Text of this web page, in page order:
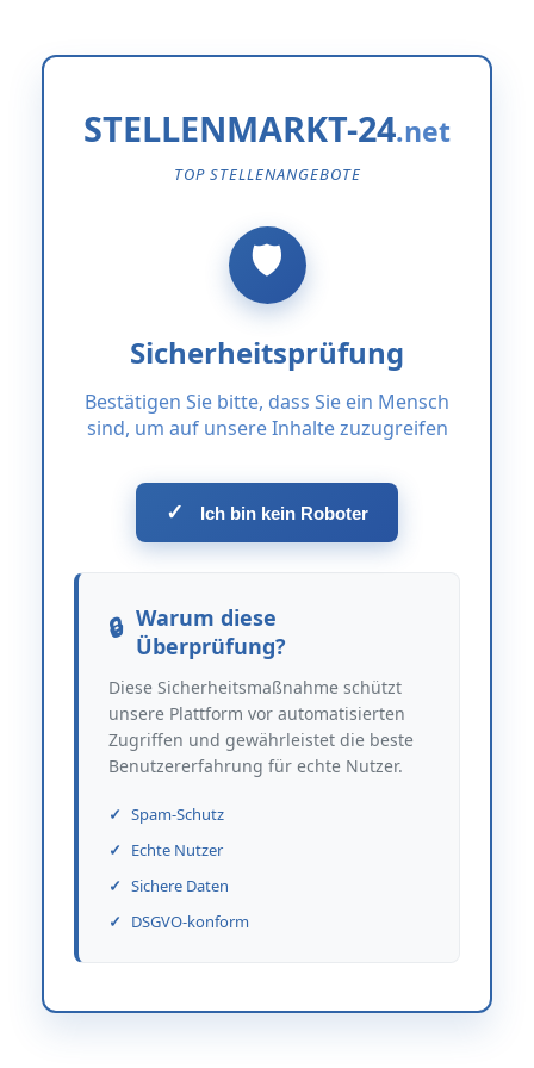
STELLENMARKT-24
TOP STELLENANGEBOTE
Sicherheitsprüfung
Bestätigen Sie bitte, dass Sie ein Mensch
sind, um auf unsere Inhalte zuzugreifen
✓ Ich bin kein Roboter
Warum diese
Überprüfung?
Diese Sicherheitsmaßnahme schützt
unsere Plattform vor automatisierten
Zugriffen und gewährleistet die beste
Benutzererfahrung für echte Nutzer.
Spam-Schutz
Echte Nutzer
Sichere Daten
DSGVO-konform